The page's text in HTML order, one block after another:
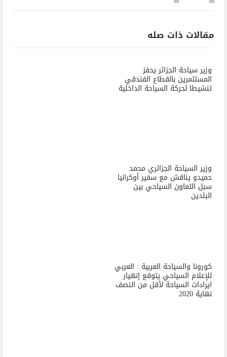
مقالات ذات صله
وزير سياحة الجزائر يحفز
المستثمرين بالقطاع الفندقي
تنشيطا لحركة السياحة الداخلية
وزير السياحة الجزائري محمد
حميدو يناقش مع سفير أوكرانيا
سبل التعاون السياحي بين
البلدين
كورونا والسياحة العربية : العربي
للإعلام السياحي يتوقع إنهيار
ايرادات السياحة لأقل من النصف
نهاية 2020